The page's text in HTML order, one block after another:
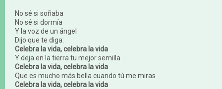
No sé si soñaba
No sé si dormía
Y la voz de un ángel
Dijo que te diga:
Celebra la vida, celebra la vida
Y deja en la tierra tu mejor semilla
Celebra la vida, celebra la vida
Que es mucho más bella cuando tú me miras
Celebra la vida, celebra la vida